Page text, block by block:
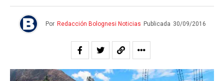
Por Redacción Bolognesi Noticias Publicada 30/09/2016